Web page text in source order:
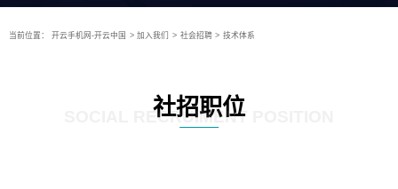
当前位置： 开云手机网-开云中国 > 加入我们 > 社会招聘 > 技术体系
社招职位
SOCIAL RECRUIMENT POSITION